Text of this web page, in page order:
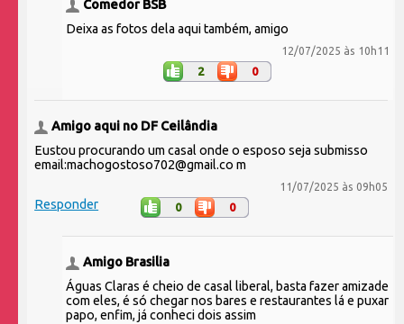
Comedor BSB
Deixa as fotos dela aqui também, amigo
12/07/2025 às 10h11
2 0
Amigo aqui no DF Ceilândia
Eustou procurando um casal onde o esposo seja submisso
email:machogostoso702@gmail.co m
11/07/2025 às 09h05
Responder 0 0
Amigo Brasilia
Águas Claras é cheio de casal liberal, basta fazer amizade
com eles, é só chegar nos bares e restaurantes lá e puxar
papo, enfim, já conheci dois assim